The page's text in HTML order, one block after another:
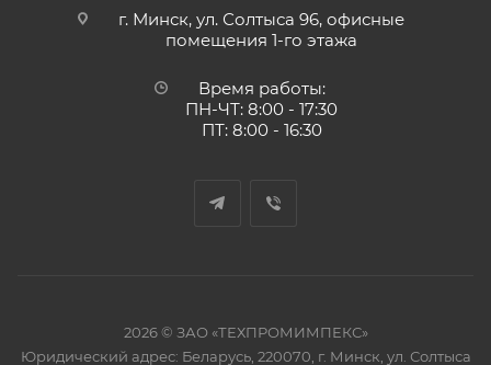
г. Минск, ул. Солтыса 96, офисные
помещения 1-го этажа
Время работы:
ПН-ЧТ: 8:00 - 17:30
ПТ: 8:00 - 16:30
2026 © ЗАО «ТЕХПРОМИМПЕКС»
Юридический адрес: Беларусь, 220070, г. Минск, ул. Солтыса